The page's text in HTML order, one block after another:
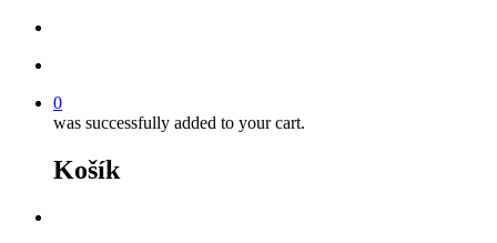
0
was successfully added to your cart.
Košík